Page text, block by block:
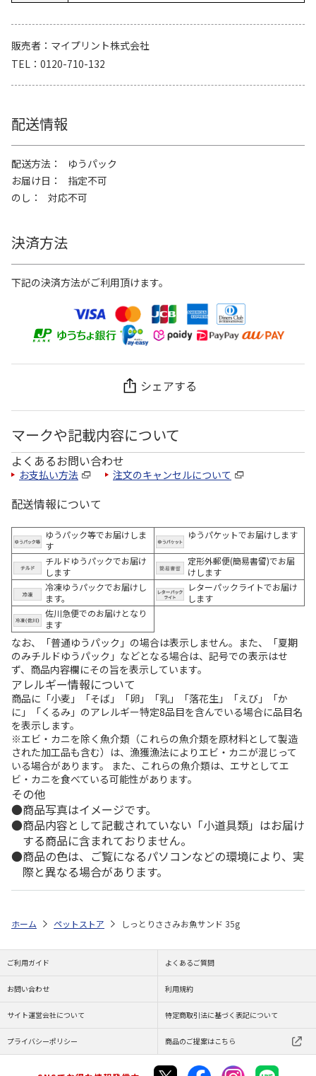
販売者
マイプリント株式会社
TEL
0120-710-132
配送情報
配送方法
ゆうパック
お届け日
指定不可
のし
対応不可
決済方法
下記の決済方法がご利用頂けます。
シェアする
マークや記載内容について
よくあるお問い合わせ
お支払い方法 注文のキャンセルについて
配送情報について
ゆうパック等でお届けしま
す
ゆうパケットでお届けします
チルドゆうパックでお届け
します
定形外郵便(簡易書留)でお届
けします
冷凍ゆうパックでお届けし
ます。
レターパックライトでお届け
します
佐川急便でのお届けとなり
ます
なお、「普通ゆうパック」の場合は表示しません。また、「夏期
のみチルドゆうパック」などとなる場合は、記号での表示はせ
ず、商品内容欄にその旨を表示しています。
アレルギー情報について
商品に「小麦」「そば」「卵」「乳」「落花生」「えび」「か
に」「くるみ」のアレルギー特定8品目を含んでいる場合に品目名
を表示します。
※エビ・カニを除く魚介類（これらの魚介類を原材料として製造
された加工品も含む）は、漁獲漁法によりエビ・カニが混じって
いる場合があります。 また、これらの魚介類は、エサとしてエ
ビ・カニを食べている可能性があります。
その他
商品写真はイメージです。
商品内容として記載されていない「小道具類」はお届け
する商品に含まれておりません。
商品の色は、ご覧になるパソコンなどの環境により、実
際と異なる場合があります。
ホーム ペットストア しっとりささみお魚サンド 35g
ご利用ガイド よくあるご質問
お問い合わせ 利用規約
サイト運営会社について 特定商取引法に基づく表記について
プライバシーポリシー 商品のご提案はこちら